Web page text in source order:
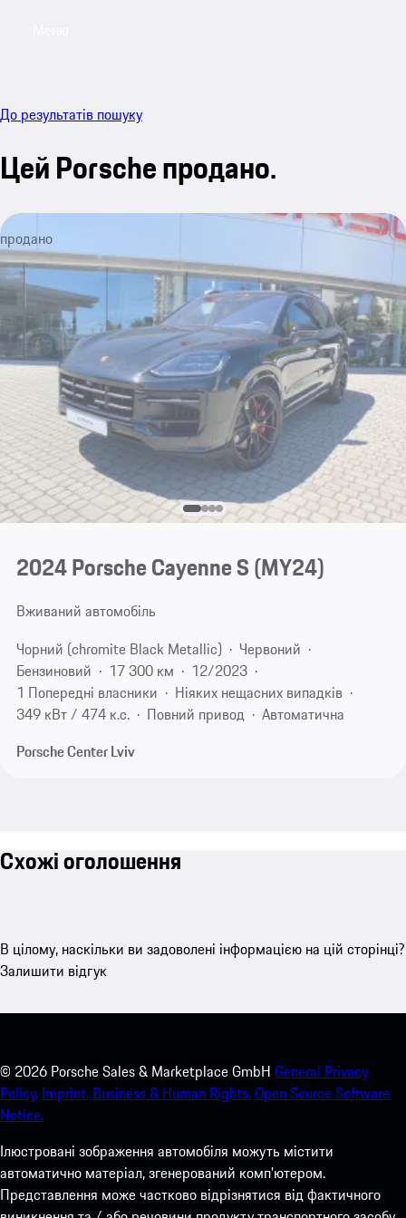
До результатів пошуку
Цей Porsche продано.
продано
2024 Porsche Cayenne S (MY24)
Вживаний автомобіль
Чорний (chromite Black Metallic)
Червоний
Бензиновий
17 300 км
12/2023
1 Попередні власники
Ніяких нещасних випадків
349 кВт / 474 к.с.
Повний привод
Автоматична
Porsche Center Lviv
Схожі оголошення
В цілому, наскільки ви задоволені інформацією на цій сторінці?
Залишити відгук
© 2026 Porsche Sales & Marketplace GmbH General Privacy
Policy. Imprint. Business & Human Rights.Open Source Software
Notice.
Ілюстровані зображення автомобіля можуть містити
автоматично матеріал, згенерований комп'ютером.
Представлення може частково відрізнятися від фактичного